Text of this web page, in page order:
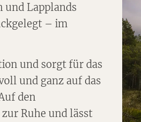
und Lapplands
– im
und sorgt für das
und ganz auf das
den
Ruhe und lässt